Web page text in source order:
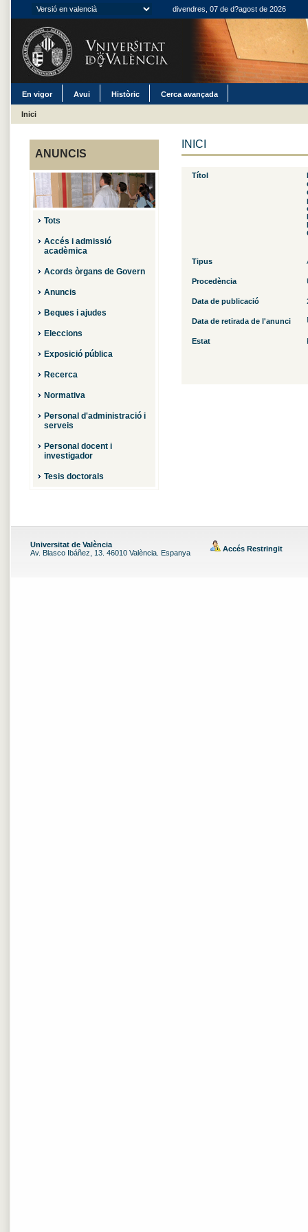
divendres, 07 de d?agost de 2026
En vigor Avui Històric Cerca avançada
Inici
ANUNCIS
Tots
Accés i admissió
acadèmica
Acords òrgans de Govern
Anuncis
Beques i ajudes
Eleccions
Exposició pública
Recerca
Normativa
Personal d'administració i
serveis
Personal docent i
investigador
Tesis doctorals
INICI
Títol
Tipus
Procedència
Data de publicació
Data de retirada de l'anunci
Estat
Universitat de València
Av. Blasco Ibáñez, 13. 46010 València. Espanya
Accés Restringit